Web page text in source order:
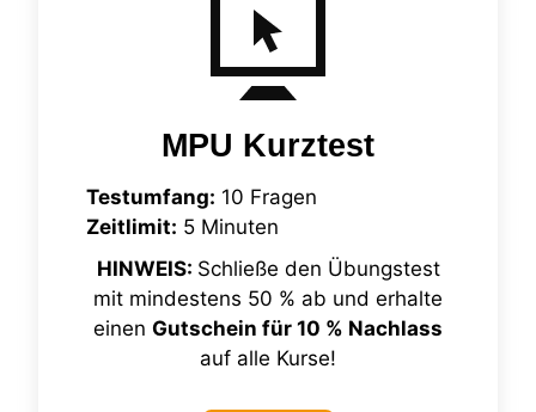
MPU Kurztest
Testumfang: 10 Fragen
Zeitlimit: 5 Minuten
HINWEIS: Schließe den Übungstest
mit mindestens 50 % ab und erhalte
einen Gutschein für 10 % Nachlass
auf alle Kurse!